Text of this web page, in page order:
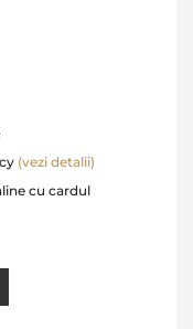
(vezi detalii)
cu cardul